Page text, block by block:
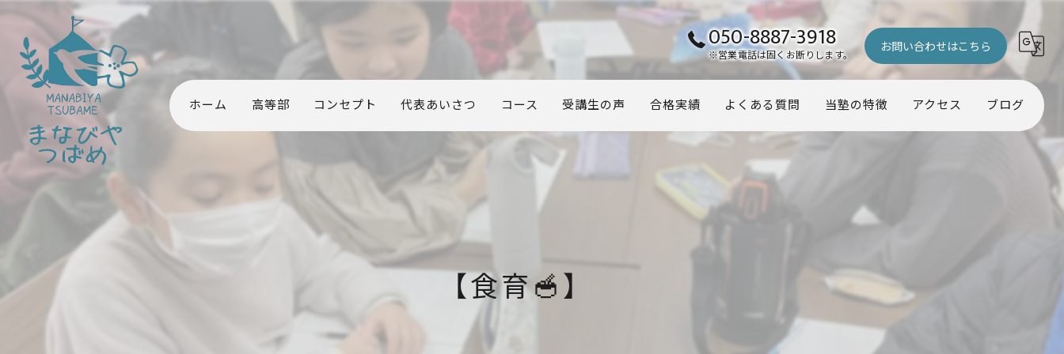
050-8887-3918
※営業電話は固くお断りします。 お問い合わせはこちら
ホーム 高等部 コンセプト 代表あいさつ コース 受講生の声 合格実績 よくある質問 当塾の特徴
受験
アクセス ブログ
【食育🥣】